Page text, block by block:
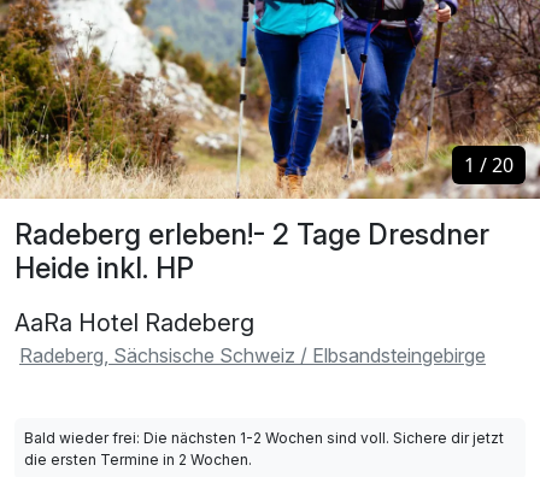
Radeberg erleben!- 2 Tage Dresdner
Heide inkl. HP
AaRa Hotel Radeberg
Radeberg, Sächsische Schweiz / Elbsandsteingebirge
1 /20
1 /20
Bald wieder frei: Die nächsten 1-2 Wochen sind voll. Sichere dir jetzt
die ersten Termine in 2 Wochen.